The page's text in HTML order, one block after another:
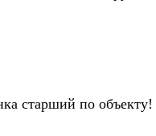
старший по объекту!